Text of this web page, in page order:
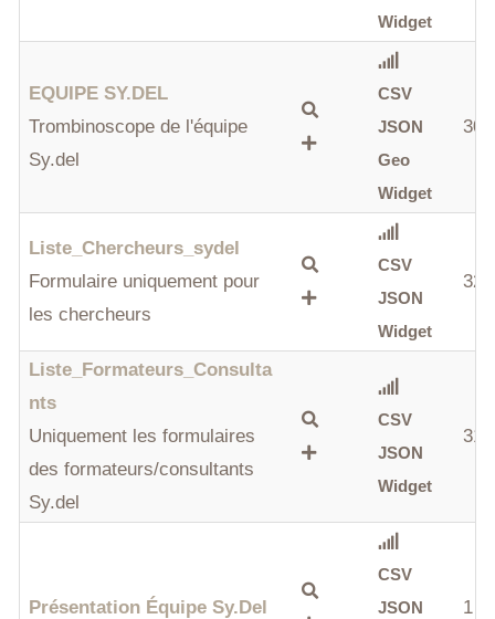
Widget
EQUIPE SY.DEL
Trombinoscope de l'équipe
Sy.del
CSV
JSON
Geo
Widget
30
Liste_Chercheurs_sydel
Formulaire uniquement pour
les chercheurs
CSV
JSON
Widget
32
Liste_Formateurs_Consulta
Nts
Uniquement les formulaires
des formateurs/consultants
Sy.del
CSV
JSON
Widget
31
Présentation Équipe Sy.del
CSV
JSON
1